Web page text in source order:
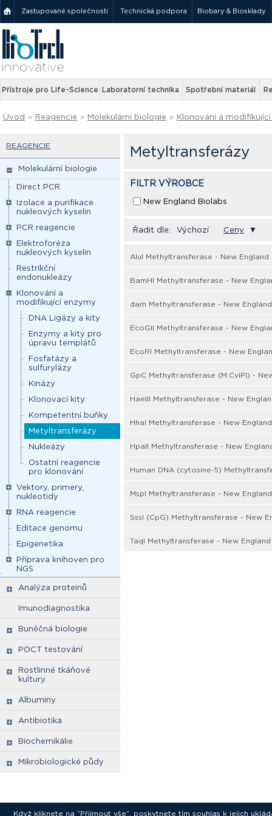
Zastupované společnosti Technická podpora Biobary & Biosklady
Přístroje pro Life-Science Laboratorní technika Spotřební materiál
Úvod » Reagencie » Molekulární biologie » Klonování a
REAGENCIE
Molekulární biologie
Direct PCR
Izolace a purifikace
nukleových kyselin
PCR reagencie
Elektroforéza
nukleových kyselin
Restrikční
endonukleázy
Klonování a
modifikující enzymy
DNA Ligázy a kity
Enzymy a kity pro
úpravu templátů
Fosfatázy a
sulfurylázy
Kinázy
Klonovací kity
Kompetentní buňky
Metyltransferázy
Nukleázy
Ostatní reagencie
pro klonování
Vektory, primery,
nukleotidy
RNA reagencie
Editace genomu
Epigenetika
Příprava knihoven pro
NGS
Analýza proteinů
Imunodiagnostika
Buněčná biologie
POCT testování
Rostlinné tkáňové
kultury
Albuminy
Antibiotika
Biochemikálie
Mikrobiologické půdy
Metyltransferázy
FILTR VÝROBCE
New England Biolabs
Řadit dle: Výchozí Ceny ▼
AluI Methyltransferase - New England
BamHI Methyltransferase - New
dam Methyltransferase - New
EcoGII Methyltransferase - New
EcoRI Methyltransferase - New
GpC Methyltransferase (M.CviPI) -
HaeIII Methyltransferase - New
HhaI Methyltransferase - New
HpaII Methyltransferase - New
Human DNA (cytosine-5)
MspI Methyltransferase - New
SssI (CpG) Methyltransferase - New
TaqI Methyltransferase - New
Když kliknete na “Přijmout vše”, poskytnete tím souhlas k jejich